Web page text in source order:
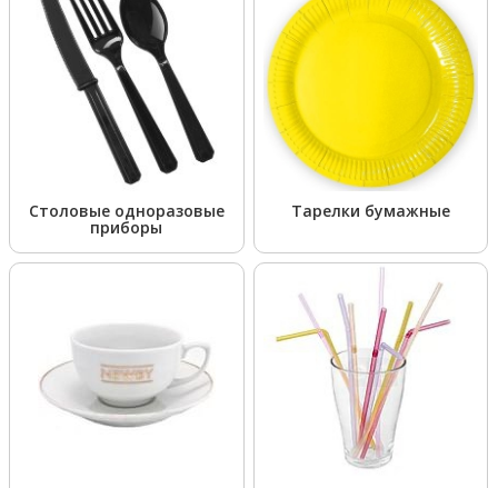
Столовые одноразовые
приборы
Тарелки бумажные